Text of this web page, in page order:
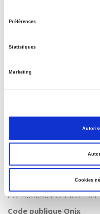
Préférences
Statistiques
Marketing
Cookies
Presses de Sciences Po
Raisons politiques
12911941
français
Internet Hierarchy>
BISAC Subject Heading
POL000000 POLITICAL
Code publique Onix